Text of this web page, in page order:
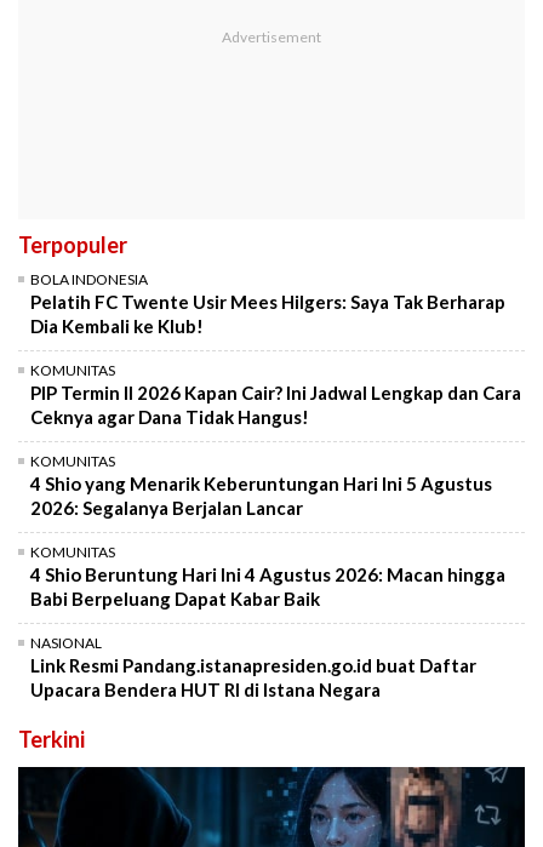
Terpopuler
BOLA INDONESIA
Pelatih FC Twente Usir Mees Hilgers: Saya Tak Berharap
Dia Kembali ke Klub!
KOMUNITAS
PIP Termin II 2026 Kapan Cair? Ini Jadwal Lengkap dan Cara
Ceknya agar Dana Tidak Hangus!
KOMUNITAS
4 Shio yang Menarik Keberuntungan Hari Ini 5 Agustus
2026: Segalanya Berjalan Lancar
KOMUNITAS
4 Shio Beruntung Hari Ini 4 Agustus 2026: Macan hingga
Babi Berpeluang Dapat Kabar Baik
NASIONAL
Link Resmi Pandang.istanapresiden.go.id buat Daftar
Upacara Bendera HUT RI di Istana Negara
Terkini